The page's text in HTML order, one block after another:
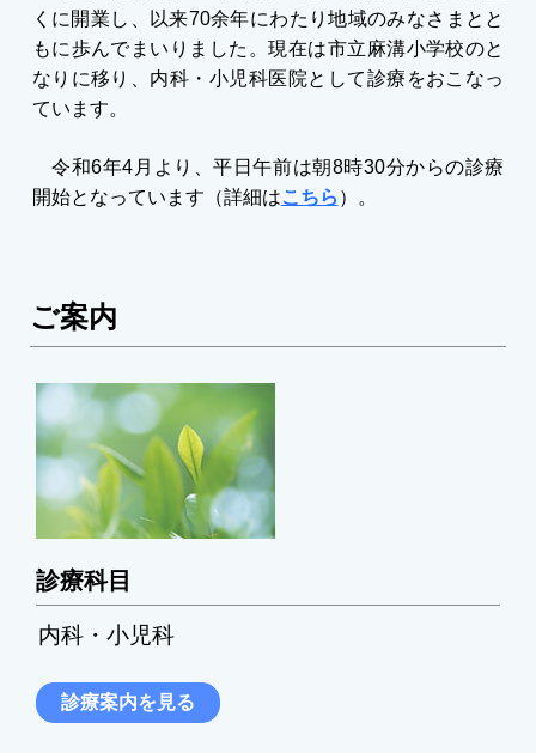
くに開業し、以来70余年にわたり地域のみなさまとと
もに歩んでまいりました。現在は市立麻溝小学校のと
なりに移り、内科・小児科医院として診療をおこなっ
ています。
令和6年4月より、平日午前は朝8時30分からの診療
開始となっています（詳細はこちら ）。
ご案内
診療科目
内科・小児科
診療案内を見る